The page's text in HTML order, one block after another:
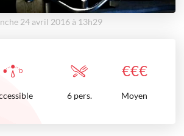
24 avril 2016 à 13h29
€€€
6 pers. Moyen